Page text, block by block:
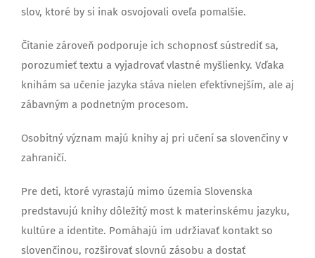
slov, ktoré by si inak osvojovali oveľa pomalšie.
Čítanie zároveň podporuje ich schopnosť sústrediť sa,
porozumieť textu a vyjadrovať vlastné myšlienky. Vďaka
knihám sa učenie jazyka stáva nielen efektívnejším, ale aj
zábavným a podnetným procesom.
Osobitný význam majú knihy aj pri učení sa slovenčiny v
zahraničí.
Pre deti, ktoré vyrastajú mimo územia Slovenska
predstavujú knihy dôležitý most k materinskému jazyku,
kultúre a identite. Pomáhajú im udržiavať kontakt so
slovenčinou, rozširovať slovnú zásobu a dostať